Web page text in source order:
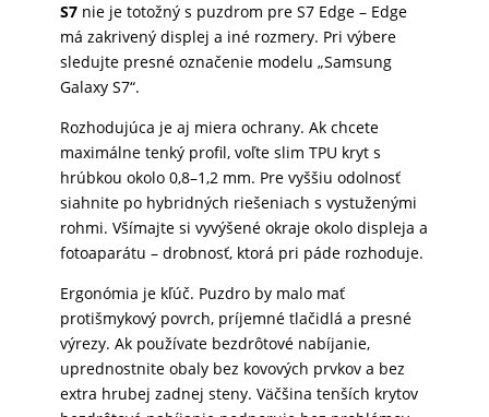
S7nie je totožný s puzdrom pre S7 Edge – Edge
má zakrivený displej a iné rozmery. Pri výbere
sledujte presné označenie modelu „Samsung
Galaxy S7“.
Rozhodujúca je aj miera ochrany. Ak chcete
maximálne tenký profil, voľte slim TPU kryt s
hrúbkou okolo 0,8–1,2 mm. Pre vyššiu odolnosť
siahnite po hybridných riešeniach s vystuženými
rohmi. Všímajte si vyvýšené okraje okolo displeja a
fotoaparátu – drobnosť, ktorá pri páde rozhoduje.
Ergonómia je kľúč. Puzdro by malo mať
protišmykový povrch, príjemné tlačidlá a presné
výrezy. Ak používate bezdrôtové nabíjanie,
uprednostnite obaly bez kovových prvkov a bez
extra hrubej zadnej steny. Väčšina tenších krytov